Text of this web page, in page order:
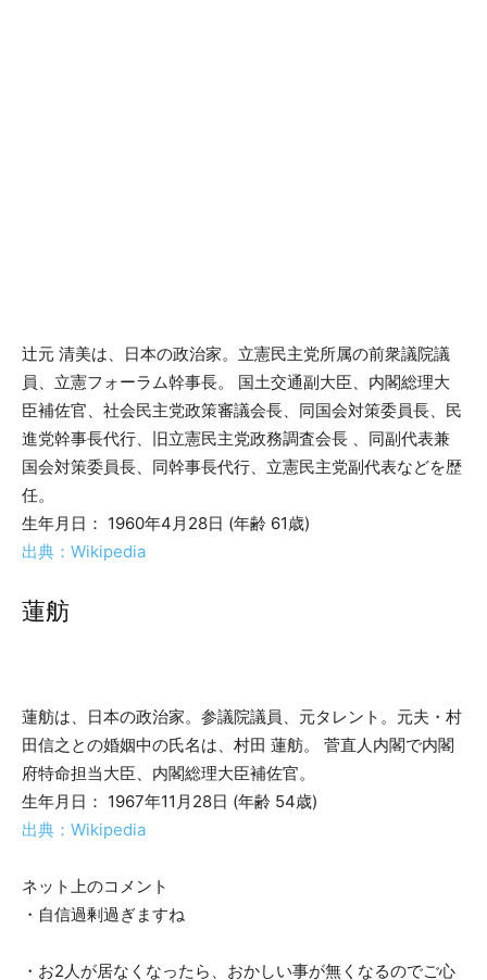
辻元 清美は、日本の政治家。立憲民主党所属の前衆議院議
員、立憲フォーラム幹事長。 国土交通副大臣、内閣総理大
臣補佐官、社会民主党政策審議会長、同国会対策委員長、民
進党幹事長代行、旧立憲民主党政務調査会長 、同副代表兼
国会対策委員長、同幹事長代行、立憲民主党副代表などを歴
任。
生年月日： 1960年4月28日 (年齢 61歳)
出典：Wikipedia
蓮舫
蓮舫は、日本の政治家。参議院議員、元タレント。元夫・村
田信之との婚姻中の氏名は、村田 蓮舫。 菅直人内閣で内閣
府特命担当大臣、内閣総理大臣補佐官。
生年月日： 1967年11月28日 (年齢 54歳)
出典：Wikipedia
ネット上のコメント
・自信過剰過ぎますね
・お2人が居なくなったら、おかしい事が無くなるのでご心